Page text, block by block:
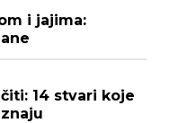
i jajima:
14 stvari koje